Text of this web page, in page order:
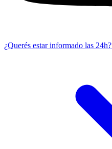
¿Querés estar informado las 24h?